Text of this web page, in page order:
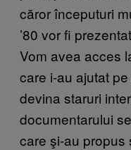
căror începuturi
’80 vor fi
Vom avea acces
care i-au ajutat
devina staruri
documentarului
care şi-au propus